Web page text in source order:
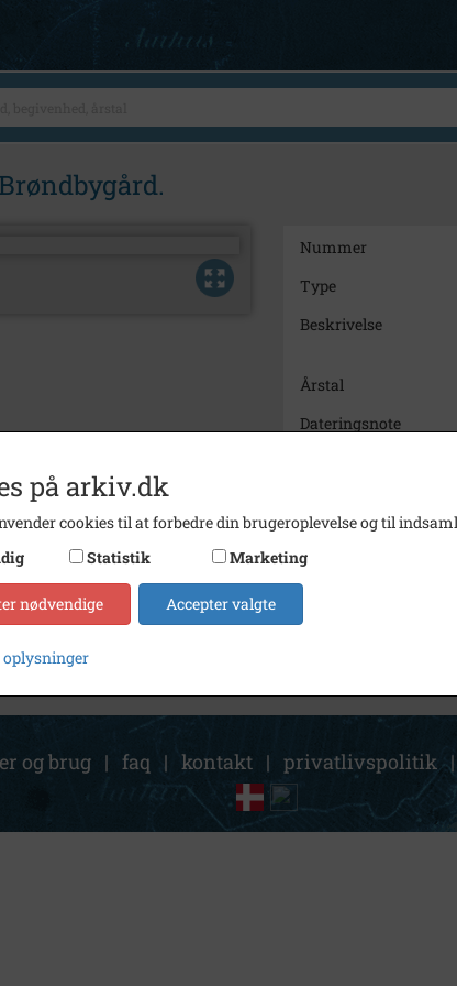
Nummer
Type
Beskrivelse
Årstal
Dateringsnote
Søg videre i
Matr. nr. 5a, Brø
og brug | faq | kontakt | privatlivspolitik |
på arkiv.dk
cookies til at forbedre din brugeroplevelse og til
Statistik Marketing
nødvendige Accepter valgte
oplysninger